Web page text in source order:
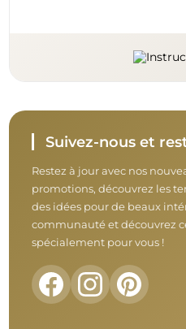
Suivez-nous et
Restez à jour avec nos
promotions, découvrez les
des idées pour de beaux
communauté et découvrez
spécialement pour vous !